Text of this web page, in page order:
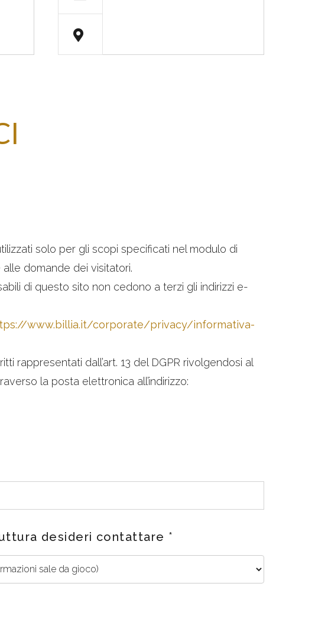
solo per gli scopi specificati nel modulo di
domande dei visitatori.
di questo sito non cedono a terzi gli indirizzi e-
www.billia.it/corporate/privacy/informativa-
rappresentati dall’art. 13 del DGPR rivolgendosi al
la posta elettronica all’indirizzo:
desideri contattare *